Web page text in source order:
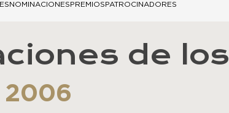
NOMINACIONESPREMIOSPATROCINADORES
de los
2006